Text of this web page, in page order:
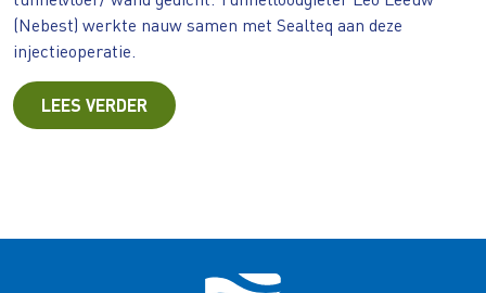
(Nebest) werkte nauw samen met Sealteq aan deze
injectieoperatie.
LEES VERDER